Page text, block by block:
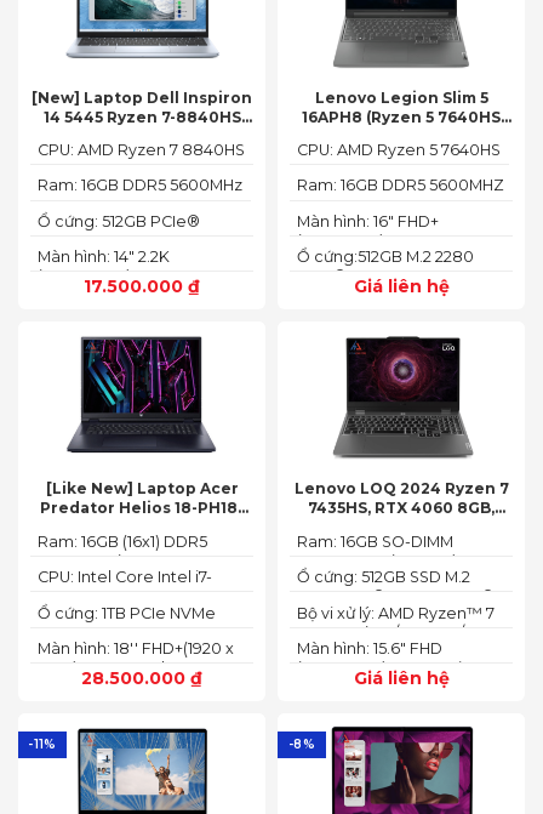
[New] Laptop Dell Inspiron
14 5445 Ryzen 7-8840HS
Radeon 780M Màn 14inch
17.500.000 ₫
Màn hình: 14" 2.2K
(2240X1400)
Ổ cứng: 512GB PCIe®
Ram: 16GB DDR5 5600MHz
CPU: AMD Ryzen 7 8840HS
Lenovo Legion Slim 5
16APH8 (Ryzen 5 7640HS
4060 16″ FHD+ 144Hz)
Giá liên hệ
Ổ cứng:512GB M.2 2280
PCIe® 4.0 x4 SSD
Màn hình: 16" FHD+
(1920x1200) IPS
Ram: 16GB DDR5 5600MHZ
CPU: AMD Ryzen 5 7640HS
[Like New] Laptop Acer
Predator Helios 18-PH18-
13700HX, RTX 4060 8GB,
16GB, SSD 1TB, 18″ FHD+
165HZ)
28.500.000 ₫
Màn hình: 18'' FHD+(1920 x
1200) 165 Hz In-plane
Switching (IPS)
Ổ cứng: 1TB PCIe NVMe
CPU: Intel Core Intel i7-
GHz 30MB
Ram: 16GB (16x1) DDR5
4800MHz (2x SO-DIMM
socket, up to 32GB
Lenovo LOQ 2024 Ryzen 7
7435HS, RTX 4060 8GB,
144Hz, 100% sRGB
Giá liên hệ
Màn hình: 15.6" FHD
(1920x1080) IPS 300nits
Anti-glare, 100% sRGB,
Bộ vi xử lý: AMD Ryzen™ 7
74355HS (8C / 16T, 3.8 /
5.1GHz, 8MB L2 / 16MB L3)
Ổ cứng: 512GB SSD M.2
2242 PCIe® 4.0x4 NVMe®
(2 slots nvme)
Ram: 16GB SO-DIMM
DDR5-5600 (max 64)
-11% -8%